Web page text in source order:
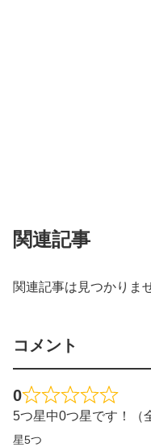
関連記事
関連記事は見つかりま
コメント
0
5つ星中0つ星です！（
星5つ